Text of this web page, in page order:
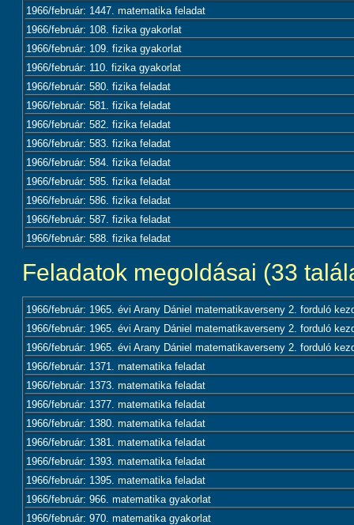
1966/február: 1447. matematika feladat
1966/február: 108. fizika gyakorlat
1966/február: 109. fizika gyakorlat
1966/február: 110. fizika gyakorlat
1966/február: 580. fizika feladat
1966/február: 581. fizika feladat
1966/február: 582. fizika feladat
1966/február: 583. fizika feladat
1966/február: 584. fizika feladat
1966/február: 585. fizika feladat
1966/február: 586. fizika feladat
1966/február: 587. fizika feladat
1966/február: 588. fizika feladat
Feladatok megoldásai (33
1966/február: 1965. évi Arany Dániel matematikaverseny 2. forduló
1966/február: 1965. évi Arany Dániel matematikaverseny 2. forduló
1966/február: 1965. évi Arany Dániel matematikaverseny 2. forduló
1966/február: 1371. matematika feladat
1966/február: 1373. matematika feladat
1966/február: 1377. matematika feladat
1966/február: 1380. matematika feladat
1966/február: 1381. matematika feladat
1966/február: 1393. matematika feladat
1966/február: 1395. matematika feladat
1966/február: 966. matematika gyakorlat
1966/február: 970. matematika gyakorlat